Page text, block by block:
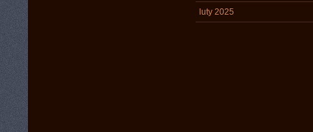
luty 2025